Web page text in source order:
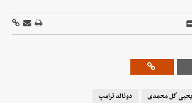
یحیی گل محمدی دونالد ترامپ